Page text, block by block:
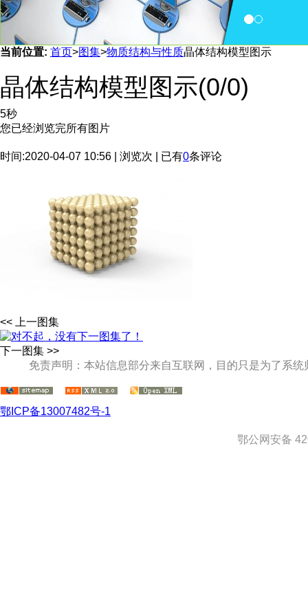
当前位置: 首页>图集>物质结构与性质晶体结构模型图示
晶体结构模型图示(0/0)
5秒
您已经浏览完所有图片
时间:2020-04-07 10:56 | 浏览次 | 已有0条评论
<< 上一图集
下一图集 >>
免责声明：本站信息部分来自互联网，目的只是为了系
鄂ICP备13007482号-1
鄂公网安备